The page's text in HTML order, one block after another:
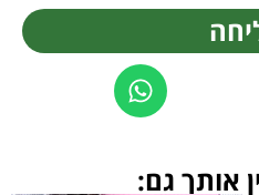
אותך גם: